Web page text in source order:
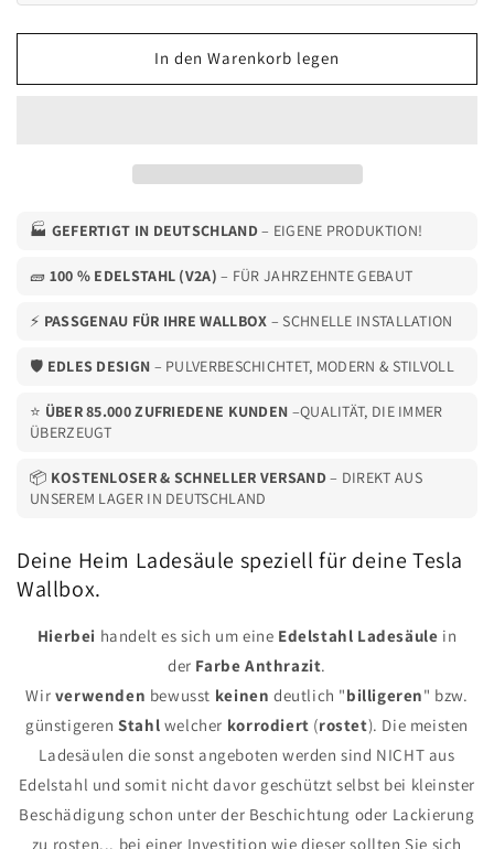
Tesla
Wallbox
Dach
Stele
Tesla
Wallbox
mit
Dach
Stele
In den Warenkorb legen
🏭 GEFERTIGT IN DEUTSCHLAND– EIGENE PRODUKTION!
🧱 100 % EDELSTAHL (V2A) – FÜR JAHRZEHNTE GEBAUT
⚡ PASSGENAU FÜR IHRE WALLBOX – SCHNELLE INSTALLATION
🛡️ EDLES DESIGN – PULVERBESCHICHTET, MODERN & STILVOLL
⭐ ÜBER 85.000 ZUFRIEDENE KUNDEN –QUALITÄT, DIE IMMER
ÜBERZEUGT
📦 KOSTENLOSER & SCHNELLER VERSAND– DIREKT AUS
UNSEREM LAGER IN DEUTSCHLAND
Deine Heim Ladesäule speziell für deine Tesla
Wallbox.
Hierbei handelt es sich um eine Edelstahl Ladesäule in
der Farbe Anthrazit.
Wir verwenden bewusst keinen deutlich "billigeren" bzw.
günstigeren Stahl welcher korrodiert (rostet). Die meisten
Ladesäulen die sonst angeboten werden sind NICHT aus
Edelstahl und somit nicht davor geschützt selbst bei kleinster
Beschädigung schon unter der Beschichtung oder Lackierung
zu rosten... bei einer Investition wie dieser sollten Sie sich